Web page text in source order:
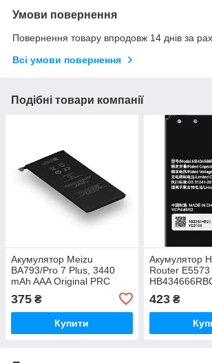
Умови повернення
Повернення товару впродовж 14 днів за
Всі умови повернення
Подібні товари компанії
Акумулятор Meizu
BA793/Pro 7 Plus, 3440
mAh AAA Original PRC
375 ₴
Купити
Акумулятор
Router E5573
423₴